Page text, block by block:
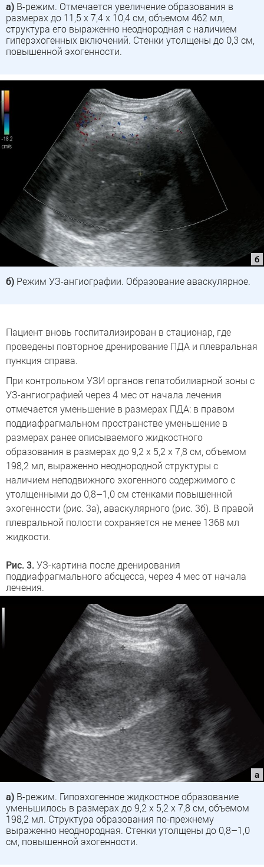
а) В-режим. Отмечается увеличение образования в
размерах до 11,5 х 7,4 х 10,4 см, объемом 462 мл,
структура его выраженно неоднородная с наличием
гиперэхогенных включений. Стенки утолщены до 0,3 см,
повышенной эхогенности.
б) Режим УЗ-ангиографии. Образование аваскулярное.
Пациент вновь госпитализирован в стационар, где
проведены повторное дренирование ПДА и плевральная
пункция справа.
При контрольном УЗИ органов гепатобилиарной зоны с
УЗ-ангиографией через 4 мес от начала лечения
отмечается уменьшение в размерах ПДА: в правом
поддиафрагмальном пространстве уменьшение в
размерах ранее описываемого жидкостного
образования в размерах до 9,2 х 5,2 х 7,8 см, объемом
198,2 мл, выраженно неоднородной структуры с
наличием неподвижного эхогенного содержимого с
утолщенными до 0,8–1,0 см стенками повышенной
эхогенности (рис. 3а), аваскулярного (рис. 3б). В правой
плевральной полости сохраняется не менее 1368 мл
жидкости.
Рис. 3. УЗ-картина после дренирования
поддиафрагмального абсцесса, через 4 мес от начала
лечения.
а) В-режим. Гипоэхогенное жидкостное образование
уменьшилось в размерах до 9,2 х 5,2 х 7,8 см, объемом
198,2 мл. Структура образования по-прежнему
выраженно неоднородная. Стенки утолщены до 0,8–1,0
см, повышенной эхогенности.